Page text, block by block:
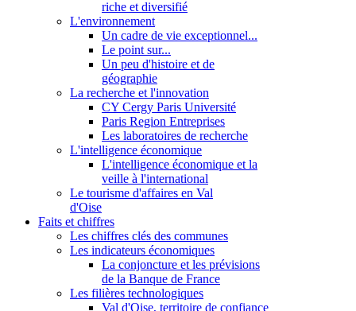
riche et diversifié
L'environnement
Un cadre de vie exceptionnel...
Le point sur...
Un peu d'histoire et de
géographie
La recherche et l'innovation
CY Cergy Paris Université
Paris Region Entreprises
Les laboratoires de recherche
L'intelligence économique
L'intelligence économique et la
veille à l'international
Le tourisme d'affaires en Val
d'Oise
Faits et chiffres
Les chiffres clés des communes
Les indicateurs économiques
La conjoncture et les prévisions
de la Banque de France
Les filières technologiques
Val d'Oise, territoire de confiance